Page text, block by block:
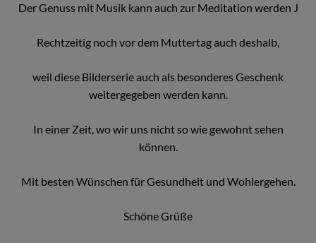
Der Genuss mit Musik kann auch zur Meditation werden J
Rechtzeitig noch vor dem Muttertag auch deshalb,
weil diese Bilderserie auch als besonderes Geschenk
weitergegeben werden kann.
In einer Zeit, wo wir uns nicht so wie gewohnt sehen
können.
Mit besten Wünschen für Gesundheit und Wohlergehen.
Schöne Grüße